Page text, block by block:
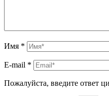
Имя *
E-mail *
Пожалуйста, введите ответ